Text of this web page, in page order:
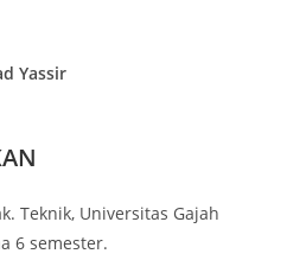
Yassir
Teknik, Universitas Gajah
6 semester.